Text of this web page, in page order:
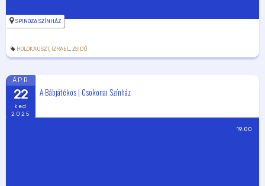
SPINOZA SZÍNHÁZ
HOLOKAUSZT, IZRAEL ZSIDÓ
ÁPR
22
ked
2025
A Bábjátékos | Csokonai Színház
19:00